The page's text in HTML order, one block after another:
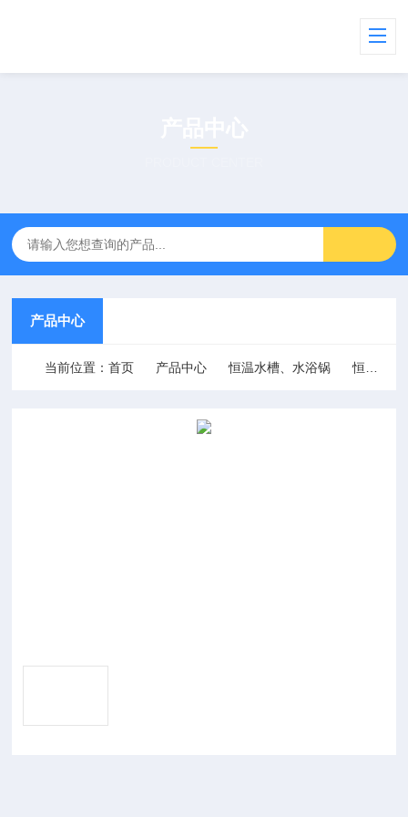
产品中心
当前位置：首页 产品中心 恒温水槽、水浴锅 恒温水槽